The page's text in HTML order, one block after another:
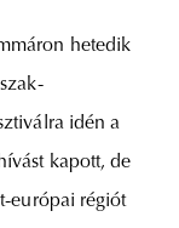
hetedik
idén a
kapott, de
európai régiót